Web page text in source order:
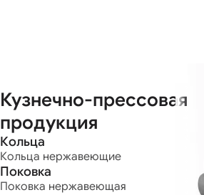
Кузнечно-прессовая
продукция
Кольца
Кольца нержавеющие
Поковка
Поковка нержавеющая